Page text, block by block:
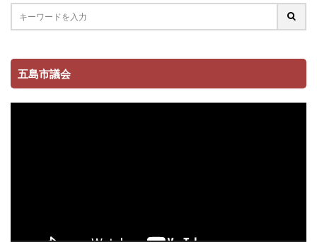
五島市議会
動